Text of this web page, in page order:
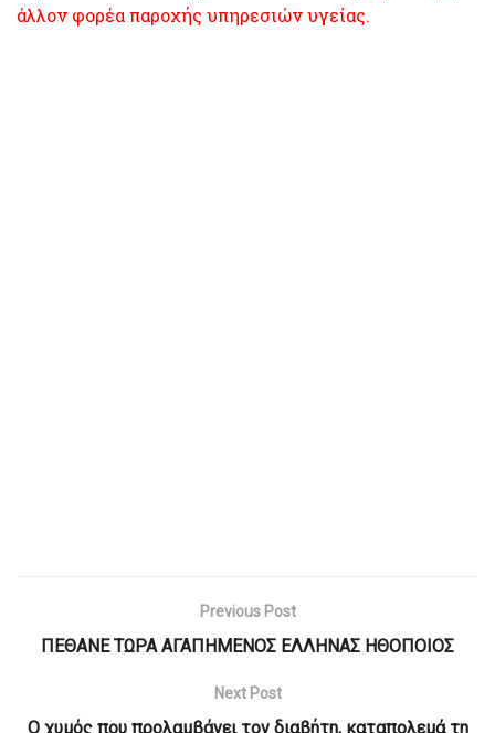
άλλον φορέα παροχής υπηρεσιών υγείας.
Previous Post
ΠΕΘΑΝΕ ΤΩΡΑ ΑΓΑΠΗΜΕΝΟΣ ΕΛΛΗΝΑΣ ΗΘΟΠΟΙΟΣ
Next Post
Ο χυμός που προλαμβάνει τον διαβήτη, καταπολεμά τη